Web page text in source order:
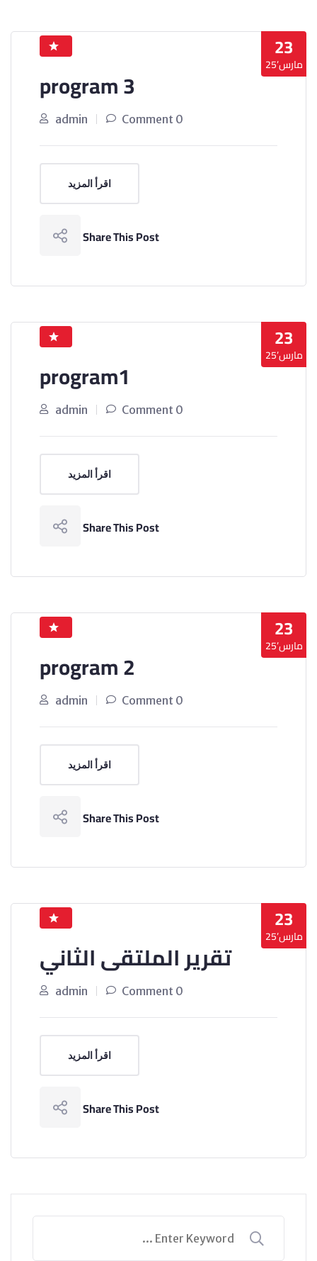
23
مارس’25
program 3
admin 0 Comment
اقرأ المزيد
Share This Post
23
مارس’25
program1
admin 0 Comment
اقرأ المزيد
Share This Post
23
مارس’25
program 2
admin 0 Comment
اقرأ المزيد
Share This Post
23
مارس’25
تقرير الملتقى الثاني
admin 0 Comment
اقرأ المزيد
Share This Post